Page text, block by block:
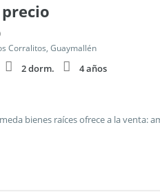
Corralitos, Guaymallén
2 dorm. 4 años